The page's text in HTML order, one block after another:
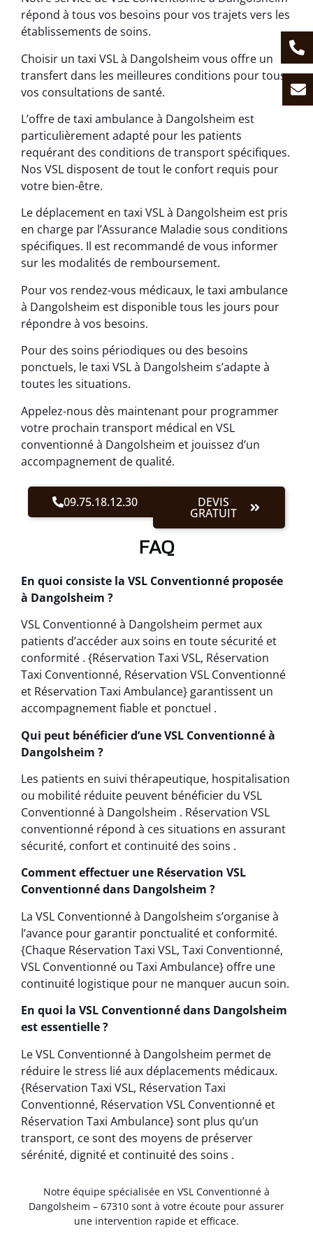
répond à tous vos besoins pour vos trajets vers les
établissements de soins.
Choisir un taxi VSL à Dangolsheim vous offre un
transfert dans les meilleures conditions pour tous
vos consultations de santé.
L’offre de taxi ambulance à Dangolsheim est
particulièrement adapté pour les patients
requérant des conditions de transport spécifiques.
Nos VSL disposent de tout le confort requis pour
votre bien-être.
Le déplacement en taxi VSL à Dangolsheim est pris
en charge par l’Assurance Maladie sous conditions
spécifiques. Il est recommandé de vous informer
sur les modalités de remboursement.
Pour vos rendez-vous médicaux, le taxi ambulance
à Dangolsheim est disponible tous les jours pour
répondre à vos besoins.
Pour des soins périodiques ou des besoins
ponctuels, le taxi VSL à Dangolsheim s’adapte à
toutes les situations.
Appelez-nous dès maintenant pour programmer
votre prochain transport médical en VSL
conventionné à Dangolsheim et jouissez d’un
accompagnement de qualité.
09.75.18.12.30 DEVIS
GRATUIT
FAQ
En quoi consiste la VSL Conventionné proposée
à Dangolsheim ?
VSL Conventionné à Dangolsheim permet aux
patients d’accéder aux soins en toute sécurité et
conformité . {Réservation Taxi VSL, Réservation
Taxi Conventionné, Réservation VSL Conventionné
et Réservation Taxi Ambulance} garantissent un
accompagnement fiable et ponctuel .
Qui peut bénéficier d’une VSL Conventionné à
Dangolsheim ?
Les patients en suivi thérapeutique, hospitalisation
ou mobilité réduite peuvent bénéficier du VSL
Conventionné à Dangolsheim . Réservation VSL
conventionné répond à ces situations en assurant
sécurité, confort et continuité des soins .
Comment effectuer une Réservation VSL
Conventionné dans Dangolsheim ?
La VSL Conventionné à Dangolsheim s’organise à
l’avance pour garantir ponctualité et conformité.
{Chaque Réservation Taxi VSL, Taxi Conventionné,
VSL Conventionné ou Taxi Ambulance} offre une
continuité logistique pour ne manquer aucun soin.
En quoi la VSL Conventionné dans Dangolsheim
est essentielle ?
Le VSL Conventionné à Dangolsheim permet de
réduire le stress lié aux déplacements médicaux.
{Réservation Taxi VSL, Réservation Taxi
Conventionné, Réservation VSL Conventionné et
Réservation Taxi Ambulance} sont plus qu’un
transport, ce sont des moyens de préserver
sérénité, dignité et continuité des soins .
Notre équipe spécialisée en VSL Conventionné à
Dangolsheim – 67310 sont à votre écoute pour assurer
une intervention rapide et efficace.